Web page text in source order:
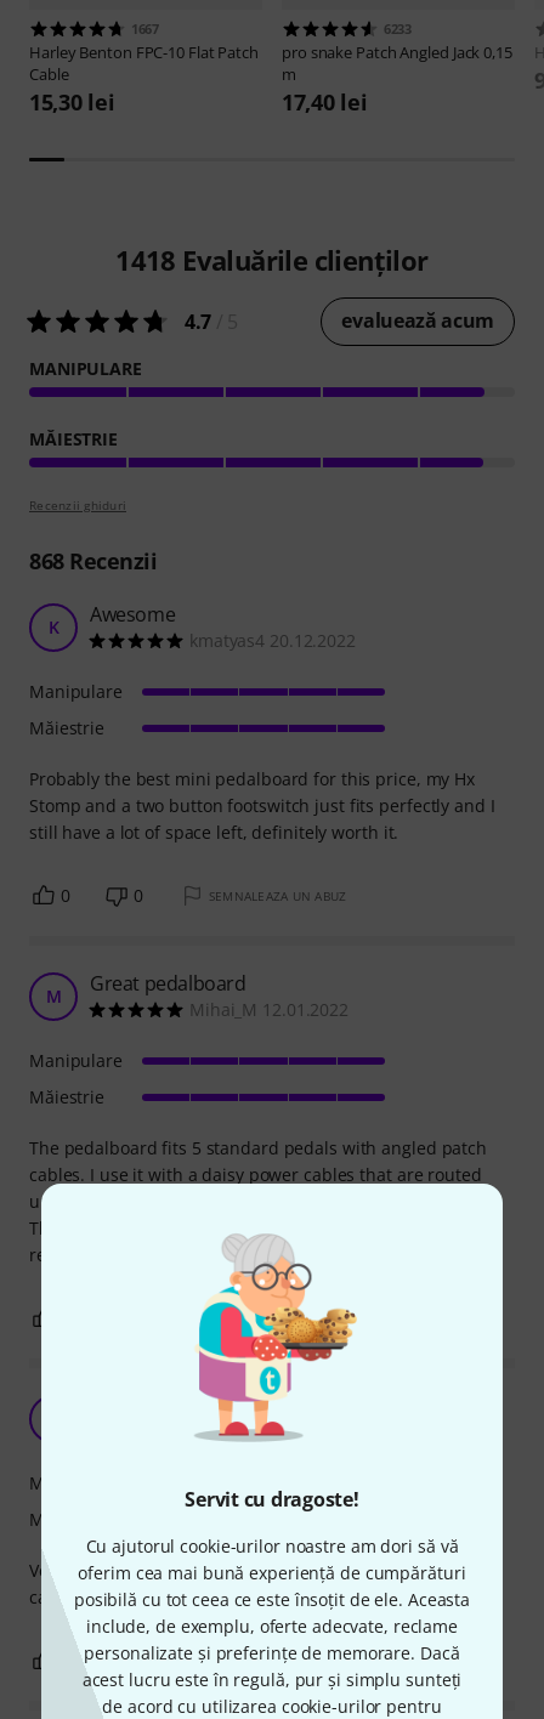
Servit cu dragoste!
Cu ajutorul cookie-urilor noastre am dori să vă
oferim cea mai bună experiență de cumpărături
posibilă cu tot ceea ce este însoțit de ele. Aceasta
include, de exemplu, oferte adecvate, reclame
personalizate și preferințe de memorare. Dacă
acest lucru este în regulă, pur și simplu sunteți
de acord cu utilizarea cookie-urilor pentru
1667
Harley Benton FPC-10 Flat Patch
Cable
15,30 lei
6233
pro snake Patch Angled Jack 0,15
m
17,40 lei
1418 Evaluările clienților
4.7 evaluează acum
MANIPULARE
MĂIESTRIE
Recenzii ghiduri
868Recenzii
K Awesome
kmatyas4 20.12.2022
Probably the best mini pedalboard for this price, my Hx
Stomp and a two button footswitch just fits perfectly and I
still have a lot of space left, definitely worth it.
Manipulare
Măiestrie
0 0 SEMNALEAZA UN ABUZ
M Great pedalboard
Mihai_M 12.01.2022
The pedalboard fits 5 standard pedals with angled patch
cables. I use it with a daisy power cables that are routed
under the pedalboard and everything looks nice and neat.
The board with pedals installed fits in the bag and are
ready to play.
Manipulare
Măiestrie
SEMNALEAZA UN ABUZ
Marius Ursu 25.03.2024
Very nice pedal board, comes with a lot of accesories, and
can hold up to 5 pedals (normal size).
Manipulare
Măiestrie
0 SEMNALEAZA UN ABUZ